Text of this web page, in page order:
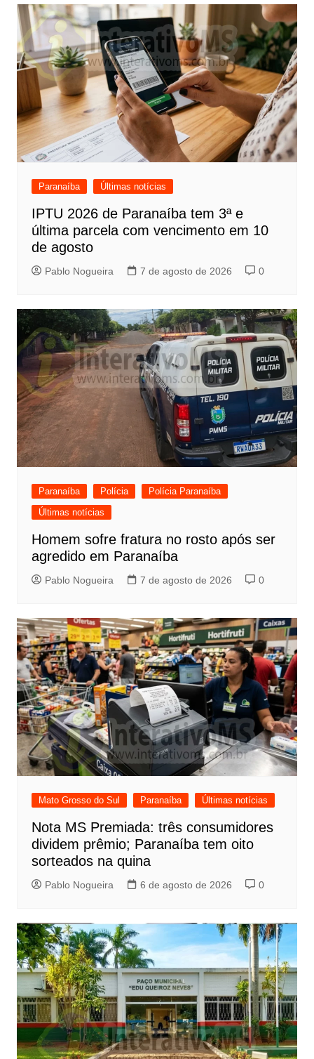
Paranaíba Últimas notícias
IPTU 2026 de Paranaíba tem 3ª e
última parcela com vencimento em 10
de agosto
Pablo Nogueira 7 de agosto de 2026 0
Paranaíba Polícia
Polícia Paranaíba
Últimas notícias
Homem sofre fratura no rosto após ser
agredido em Paranaíba
Pablo Nogueira 7 de agosto de 2026 0
Mato Grosso do Sul Paranaíba Últimas notícias
Nota MS Premiada: três consumidores
dividem prêmio; Paranaíba tem oito
sorteados na quina
Pablo Nogueira 6 de agosto de 2026 0